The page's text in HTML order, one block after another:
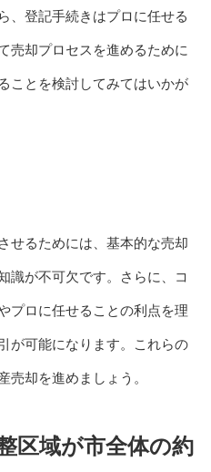
、登記手続きはプロに任せる
売却プロセスを進めるために
ことを検討してみてはいかが
せるためには、基本的な売却
識が不可欠です。さらに、コ
プロに任せることの利点を理
が可能になります。これらの
売却を進めましょう。
区域が市全体の約